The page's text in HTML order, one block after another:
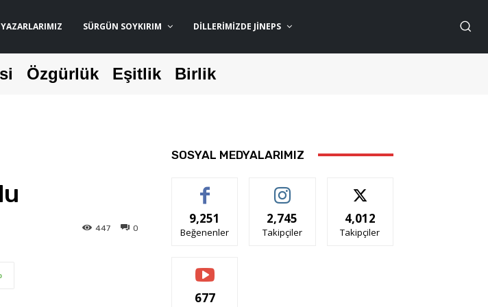
YAZARLARIMIZ SÜRGÜN SOYKIRIM DILLERIMIZDE JİNEPS
Özgürlük Eşitlik Birlik
0
447
SOSYAL MEDYALARIMIZ
9,251
Beğenenler
2,745
Takipçiler
4,012
Takipçiler
677